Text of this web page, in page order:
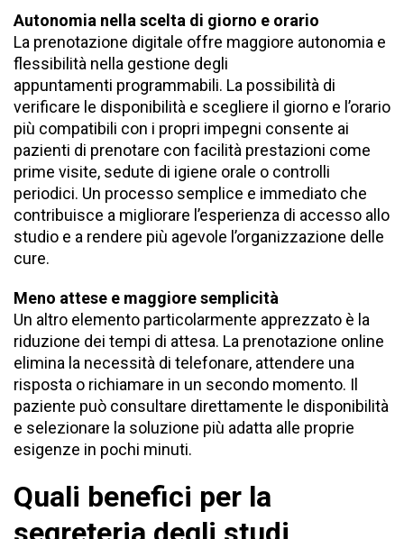
Autonomia nella scelta di giorno e orario
La prenotazione digitale offre maggiore autonomia e
flessibilità nella gestione degli
appuntamenti programmabili. La possibilità di
verificare le disponibilità e scegliere il giorno e l’orario
più compatibili con i propri impegni consente ai
pazienti di prenotare con facilità prestazioni come
prime visite, sedute di igiene orale o controlli
periodici. Un processo semplice e immediato che
contribuisce a migliorare l’esperienza di accesso allo
studio e a rendere più agevole l’organizzazione delle
cure.
Meno attese e maggiore semplicità
Un altro elemento particolarmente apprezzato è la
riduzione dei tempi di attesa. La prenotazione online
elimina la necessità di telefonare, attendere una
risposta o richiamare in un secondo momento. Il
paziente può consultare direttamente le disponibilità
e selezionare la soluzione più adatta alle proprie
esigenze in pochi minuti.
Quali benefici per la